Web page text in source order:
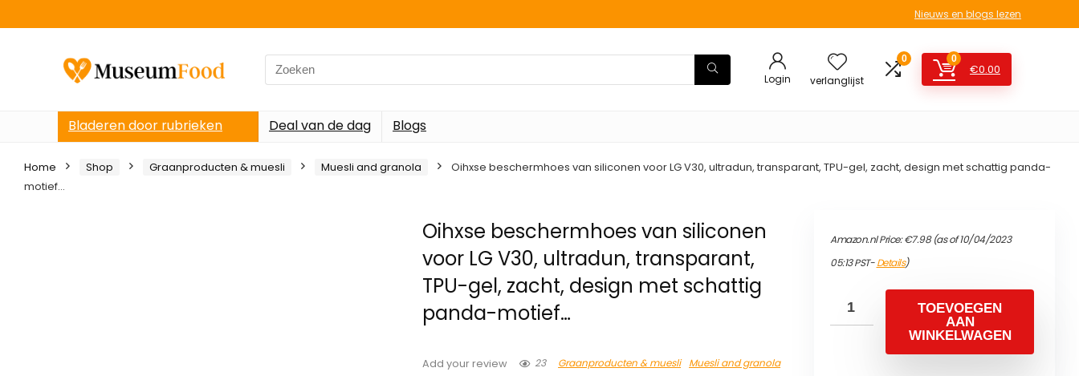
Nieuws en blogs lezen
Search
for:
Login verlanglijst
0 0
€0.00
Bladeren door rubrieken Deal van de dag Blogs
Home Shop Graanproducten & muesli Muesli and granola
Oihxse beschermhoes van siliconen voor LG V30, ultradun, transparant, TPU-gel, zacht, design met schattig panda-
motief…
Oihxse beschermhoes van siliconen
voor LG V30, ultradun, transparant,
TPU-gel, zacht, design met schattig
panda-motief…
Add your review 23 Graanproducten & muesli Muesli and granola
Amazon.nl Price:€7.98(as of 10/04/2023
05:13 PST-Details)
TOEVOEGEN
AAN
WINKELWAGEN